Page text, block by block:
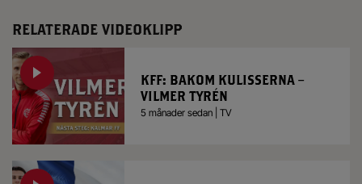
RELATERADE VIDEOKLIPP
KFF: BAKOM KULISSERNA –
VILMER TYRÉN
5 månader sedan | TV